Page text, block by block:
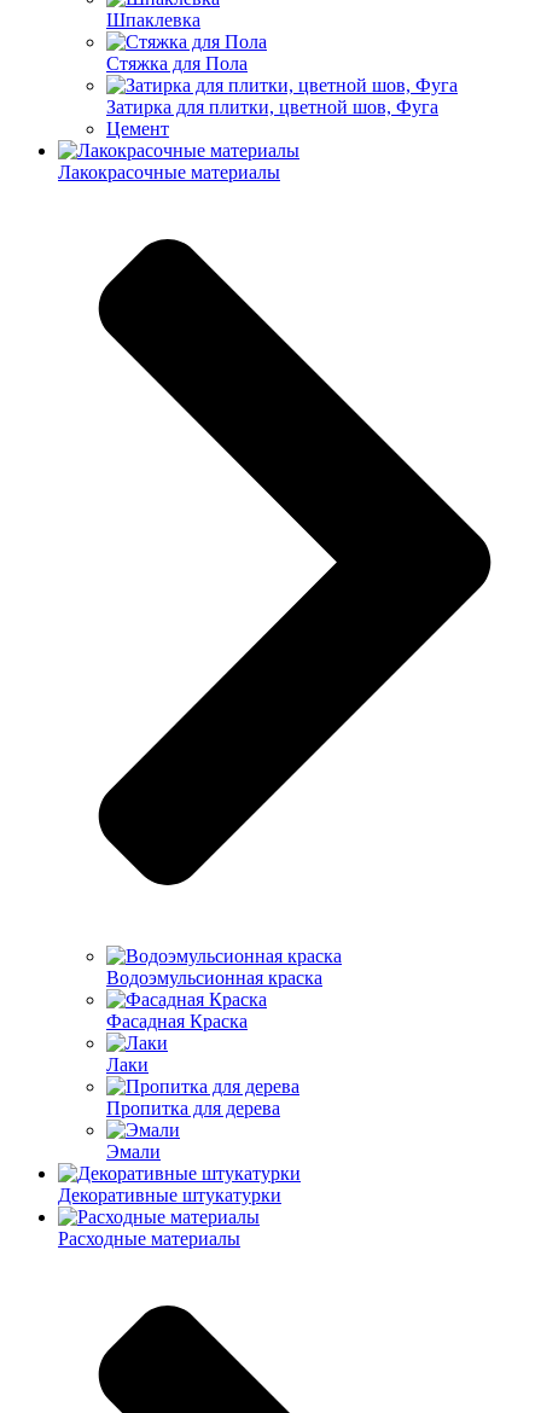
Шпаклевка
Стяжка для Пола
Затирка для плитки, цветной шов, Фуга
Цемент
Лакокрасочные материалы
Водоэмульсионная краска
Фасадная Краска
Лаки
Пропитка для дерева
Эмали
Декоративные штукатурки
Расходные материалы